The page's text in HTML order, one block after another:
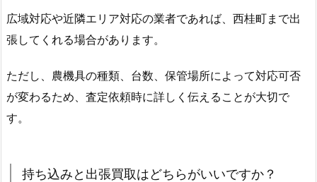
広域対応や近隣エリア対応の業者であれば、西桂町まで出
張してくれる場合があります。
ただし、農機具の種類、台数、保管場所によって対応可否
が変わるため、査定依頼時に詳しく伝えることが大切で
す。
持ち込みと出張買取はどちらがいいですか？